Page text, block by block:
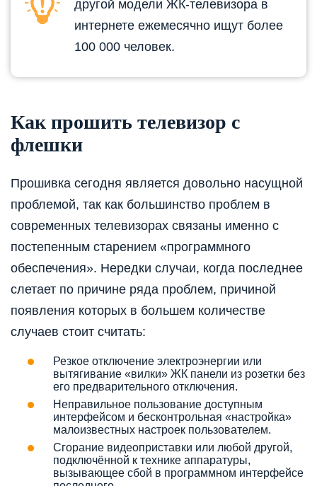
другой модели ЖК-телевизора в
интернете ежемесячно ищут более
100 000 человек.
Как прошить телевизор с
флешки
Прошивка сегодня является довольно насущной
проблемой, так как большинство проблем в
современных телевизорах связаны именно с
постепенным старением «программного
обеспечения». Нередки случаи, когда последнее
слетает по причине ряда проблем, причиной
появления которых в большем количестве
случаев стоит считать:
Резкое отключение электроэнергии или
вытягивание «вилки» ЖК панели из розетки без
его предварительного отключения.
Неправильное пользование доступным
интерфейсом и бесконтрольная «настройка»
малоизвестных настроек пользователем.
Сгорание видеоприставки или любой другой,
подключённой к технике аппаратуры,
вызывающее сбой в программном интерфейсе